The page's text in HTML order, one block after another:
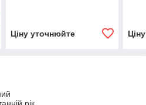
Ціну уточнюйте